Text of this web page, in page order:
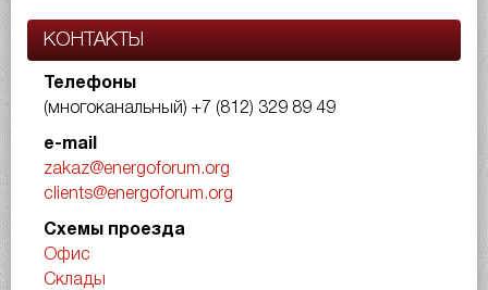
КОНТАКТЫ
Телефоны
(многоканальный) +7 (812) 329 89 49
e-mail
zakaz@energoforum.org
clients@energoforum.org
Схемы проезда
Офис
Склады